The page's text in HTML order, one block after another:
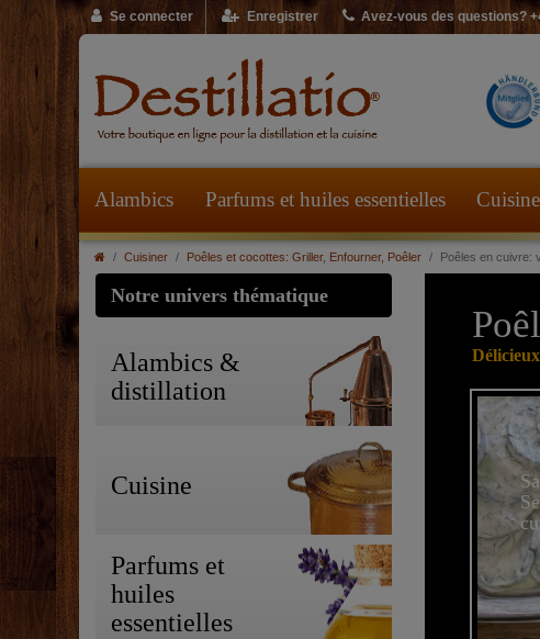
Se connecter Enregistrer Avez-vous des questions?
Alambics Parfums et huiles essentielles
Cuisiner Poêles et cocottes: Griller, Enfourner, Poêler Poêles en cuivre:
Notre univers thématique
Alambics &
distillation
Cuisine
Parfums et
huiles
essentielles